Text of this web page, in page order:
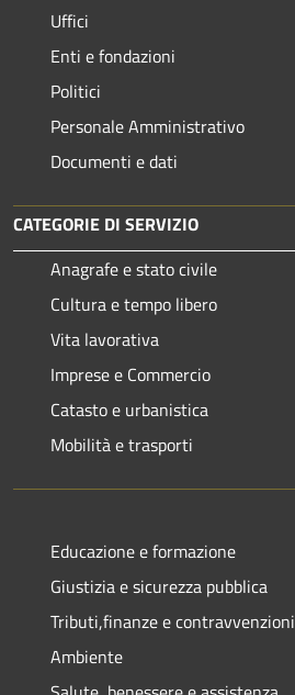
Uffici
Enti e fondazioni
Politici
Personale Amministrativo
Documenti e dati
CATEGORIE DI SERVIZIO
Anagrafe e stato civile
Cultura e tempo libero
Vita lavorativa
Imprese e Commercio
Catasto e urbanistica
Mobilità e trasporti
Educazione e formazione
Giustizia e sicurezza pubblica
Tributi,finanze e contravvenzioni
Ambiente